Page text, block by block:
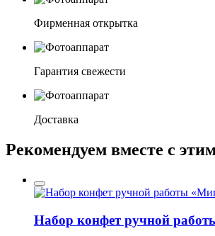
Фирменная открытка
Гарантия свежести
Доставка
Рекомендуем вместе с
Набор конфет ручной